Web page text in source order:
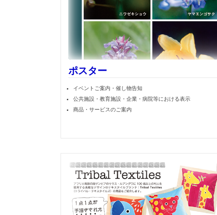
ポスター
イベントご案内・催し物告知
公共施設・教育施設・企業・病院等における表示
商品・サービスのご案内